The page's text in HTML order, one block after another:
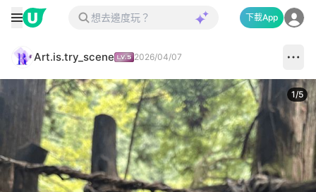
下載App
Art.is.try_scene 2026/04/07
1/5